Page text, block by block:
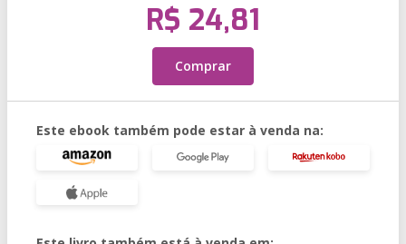
R$ 24,81
Comprar
Este ebook também pode estar à venda na: